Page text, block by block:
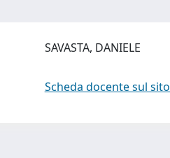
SAVASTA, DANIELE
Scheda docente sul